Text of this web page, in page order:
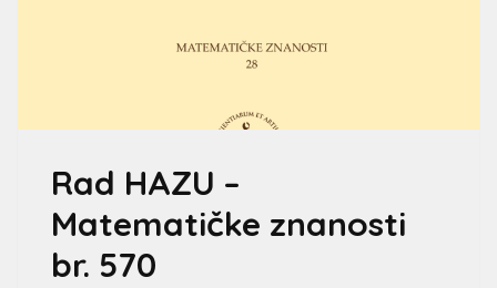
Rad HAZU –
Matematičke znanosti
br. 570